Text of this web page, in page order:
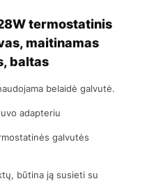
termostatinis
maitinamas
baltas
belaidė galvutė.
adapteriu
galvutės
būtina ją susieti su